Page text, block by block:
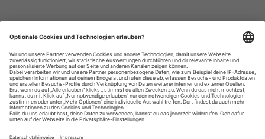
Datenschutzhinweise
Impressum
Privatsphäre-Einstellungen